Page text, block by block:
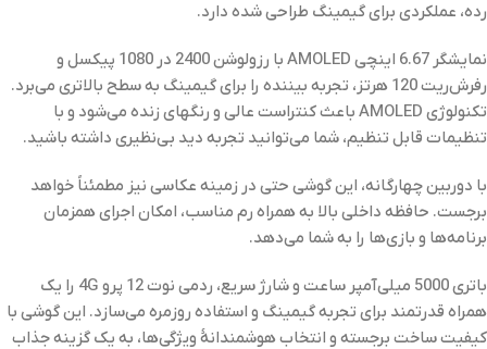
رده، عملکردی برای گیمینگ طراحی شده دارد.
نمایشگر 6.67 اینچی AMOLED با رزولوشن 2400 در 1080 پیکسل و
رفرش‌ریت 120 هرتز، تجربه بیننده را برای گیمینگ به سطح بالاتری می‌برد.
تکنولوژی AMOLED باعث کنتراست عالی و رنگهای زنده می‌شود و با
تنظیمات قابل تنظیم، شما می‌توانید تجربه دید بی‌نظیری داشته باشید.
با دوربین چهارگانه، این گوشی حتی در زمینه عکاسی نیز مطمئناً خواهد
برجست. حافظه داخلی بالا به همراه رم مناسب، امکان اجرای همزمان
برنامه‌ها و بازی‌ها را به شما می‌دهد.
باتری 5000 میلی‌آمپر ساعت و شارژ سریع، ردمی نوت 12 پرو 4G را یک
همراه قدرتمند برای تجربه گیمینگ و استفاده روزمره می‌سازد. این گوشی با
کیفیت ساخت برجسته و انتخاب هوشمندانهٔ ویژگی‌ها، به یک گزینه جذاب